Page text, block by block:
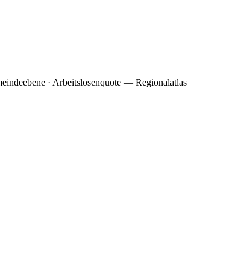
· Arbeitslosenquote — Regionalatlas